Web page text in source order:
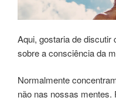
Aqui, gostaria de
sobre a consciência da
Normalmente
não nas nossas mentes.